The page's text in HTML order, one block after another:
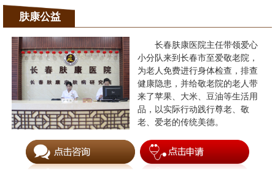
肤康公益
长春肤康医院主任带领爱心
小分队来到长春市至爱敬老院，
为老人免费进行身体检查，排查
健康隐患，并给敬老院的老人带
来了苹果、大米、豆油等生活用
品，以实际行动践行尊老、敬
老、爱老的传统美德。